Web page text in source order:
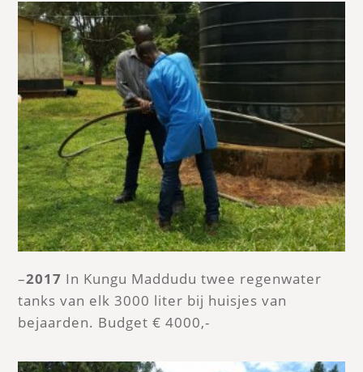
–2017 In Kungu Maddudu twee regenwater
tanks van elk 3000 liter bij huisjes van
bejaarden. Budget € 4000,-